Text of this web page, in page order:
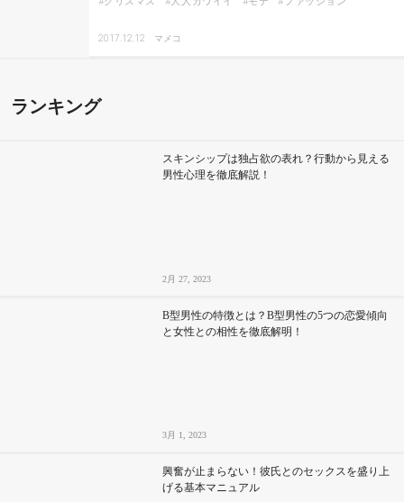
2017.12.12 マメコ
ランキング
スキンシップは独占欲の表れ？行動から見える
男性心理を徹底解説！
2月 27, 2023
B型男性の特徴とは？B型男性の5つの恋愛傾向
と女性との相性を徹底解明！
3月 1, 2023
興奮が止まらない！彼氏とのセックスを盛り上
げる基本マニュアル